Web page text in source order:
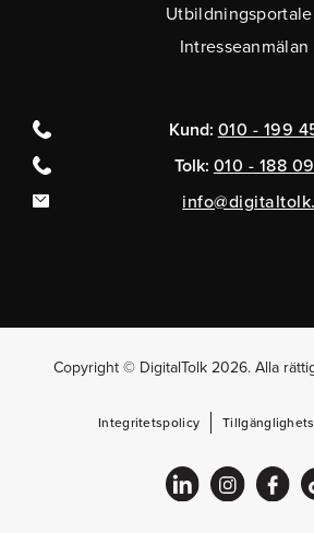
Intresseanmälan
Kund: 010 - 199
Tolk: 010 - 188
Copyright © DigitalTolk 2026. Alla
Integritetspolicy